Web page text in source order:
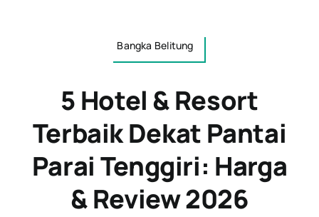
Bangka Belitung
5 Hotel & Resort
Terbaik Dekat Pantai
Parai Tenggiri: Harga
& Review 2026